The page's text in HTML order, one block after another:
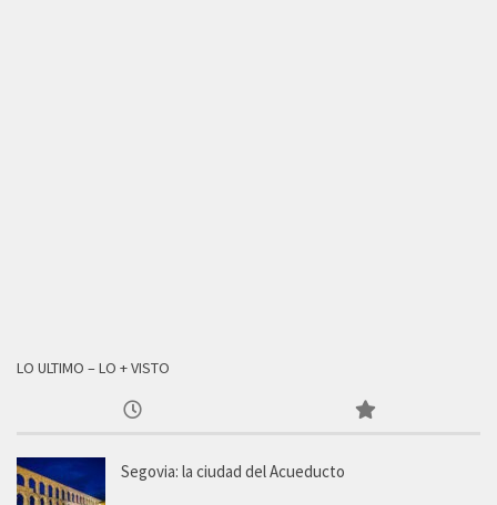
LO ULTIMO – LO + VISTO
Segovia: la ciudad del Acueducto